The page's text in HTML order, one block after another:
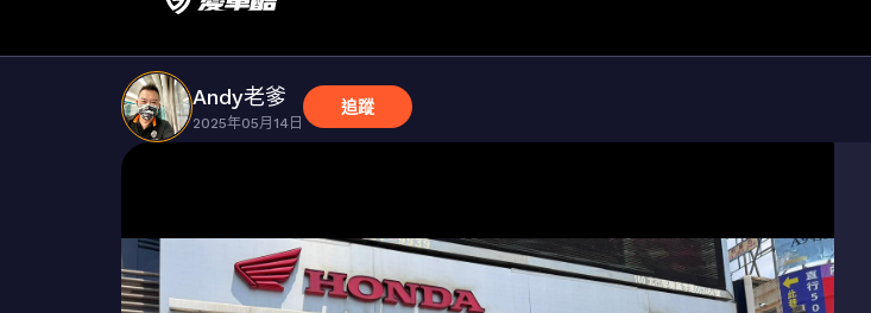
Andy老爹
2025年05月14日
追蹤